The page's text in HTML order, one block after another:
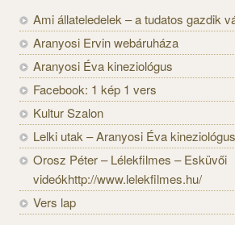
Ami állateledelek – a tudatos gazdik
Aranyosi Ervin webáruháza
Aranyosi Éva kineziológus
Facebook: 1 kép 1 vers
Kultur Szalon
Lelki utak – Aranyosi Éva
Orosz Péter – Lélekfilmes – Esküvői
videókhttp://www.lelekfilmes.hu/
Vers lap